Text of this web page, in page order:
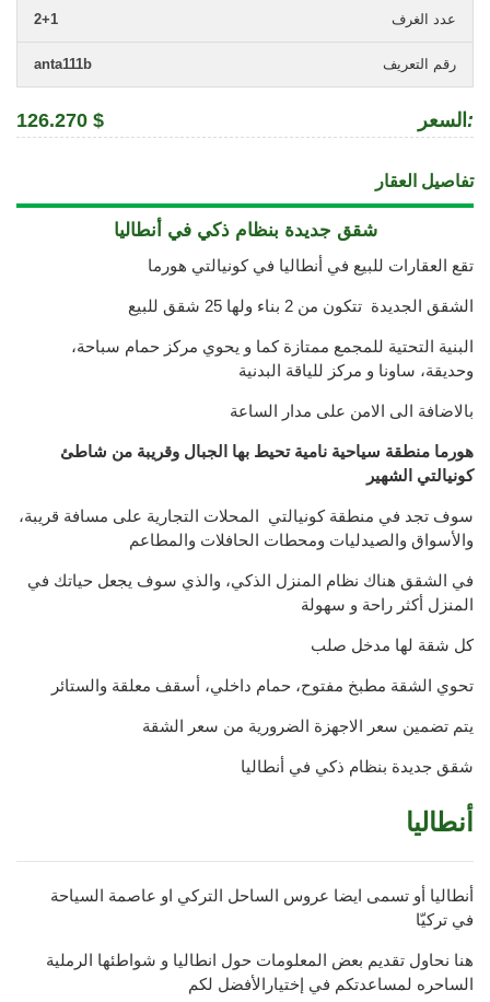
عدد الغرف 2+1
رقم التعريف anta111b
السعر :
126.270 $
تفاصيل العقار
شقق جديدة بنظام ذكي في أنطاليا
تقع العقارات للبيع في أنطاليا في كونيالتي هورما
الشقق الجديدة تتكون من 2 بناء ولها 25 شقق للبيع
البنية التحتية للمجمع ممتازة كما و يحوي مركز حمام سباحة،
وحديقة، ساونا و مركز للياقة البدنية
بالاضافة الى الامن على مدار الساعة
هورما منطقة سياحية نامية تحيط بها الجبال وقريبة من شاطئ
كونيالتي الشهير
سوف تجد في منطقة كونيالتي المحلات التجارية على مسافة قريبة،
والأسواق والصيدليات ومحطات الحافلات والمطاعم
في الشقق هناك نظام المنزل الذكي، والذي سوف يجعل حياتك في
المنزل أكثر راحة و سهولة
كل شقة لها مدخل صلب
تحوي الشقة مطبخ مفتوح، حمام داخلي، أسقف معلقة والستائر
يتم تضمين سعر الاجهزة الضرورية من سعر الشقة
شقق جديدة بنظام ذكي في أنطاليا
أنطاليا
في تركيّا
هنا نحاول تقديم بعض المعلومات حول انطاليا و شواطئها الرملية
الساحره لمساعدتكم في إختيارالأفضل لكم